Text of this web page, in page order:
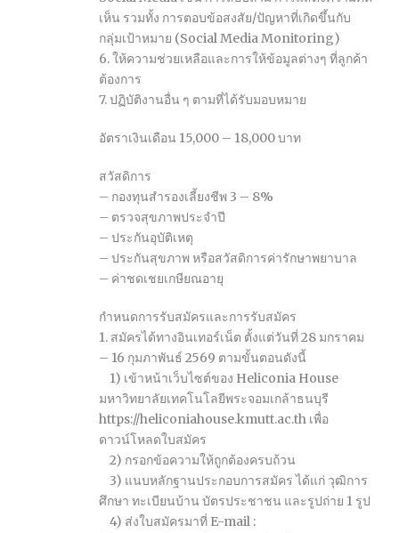
เห็น รวมทั้ง การตอบข้อสงสัย/ปัญหาที่เกิดขึ้นกับ
กลุ่มเป้าหมาย (Social Media Monitoring)
6. ให้ความช่วยเหลือและการให้ข้อมูลต่างๆ ที่ลูกค้า
ต้องการ
7. ปฏิบัติงานอื่น ๆ ตามที่ได้รับมอบหมาย
อัตราเงินเดือน 15,000 – 18,000 บาท
สวัสดิการ
– กองทุนสำรองเลี้ยงชีพ 3 – 8%
– ตรวจสุขภาพประจำปี
– ประกันอุบัติเหตุ
– ประกันสุขภาพ หรือสวัสดิการค่ารักษาพยาบาล
– ค่าชดเชยเกษียณอายุ
กำหนดการรับสมัครและการรับสมัคร
1. สมัครได้ทางอินเทอร์เน็ต ตั้งแต่วันที่ 28 มกราคม
– 16 กุมภาพันธ์ 2569 ตามขั้นตอนดังนี้
1) เข้าหน้าเว็บไซต์ของ Heliconia House
มหาวิทยาลัยเทคโนโลยีพระจอมเกล้าธนบุรี
https://heliconiahouse.kmutt.ac.th เพื่อ
ดาวน์โหลดใบสมัคร
2) กรอกข้อความให้ถูกต้องครบถ้วน
3) แนบหลักฐานประกอบการสมัคร ได้แก่ วุฒิการ
ศึกษา ทะเบียนบ้าน บัตรประชาชน และรูปถ่าย 1 รูป
4) ส่งใบสมัครมาที่ E-mail :